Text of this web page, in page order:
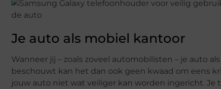
Je auto als mobiel kantoor
Wanneer jij – zoals zoveel automobilisten – je auto
beschouwt kan het dan ook geen kwaad om eens
jouw auto niet wat veiliger kan worden ingericht. Je